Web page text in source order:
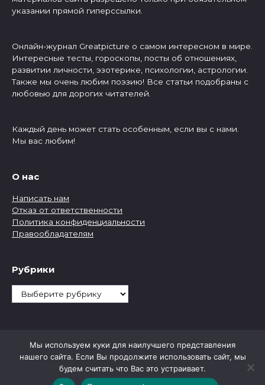
указании прямой гиперссылки.
Онлайн-журнал Greatpicture о самом интересном в мире.
Интересные тесты, гороскопы, посты об отношениях,
развитии личности, эзотерике, психологии, астрологии.
Также мы очень любим поэзию! Все статьи подобраны с
любовью для дорогих читателей.
Каждый день может стать особенным, если вы с нами.
Мы вас любим!
О нас
Написать нам
Отказ от ответственности
Политика конфиденциальности
Правообладателям
Рубрики
Рубрики
Мы используем куки для наилучшего представления
нашего сайта. Если Вы продолжите использовать сайт, мы
будем считать что Вас это устраивает.